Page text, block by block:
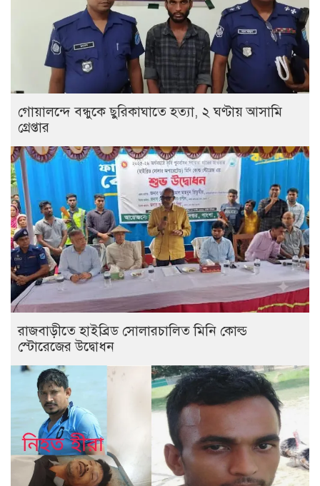
গোয়ালন্দে বন্ধুকে ছুরিকাঘাতে হত্যা, ২ ঘণ্টায় আসামি
গ্রেপ্তার
রাজবাড়ীতে হাইব্রিড সোলারচালিত মিনি কোল্ড
স্টোরেজের উদ্বোধন